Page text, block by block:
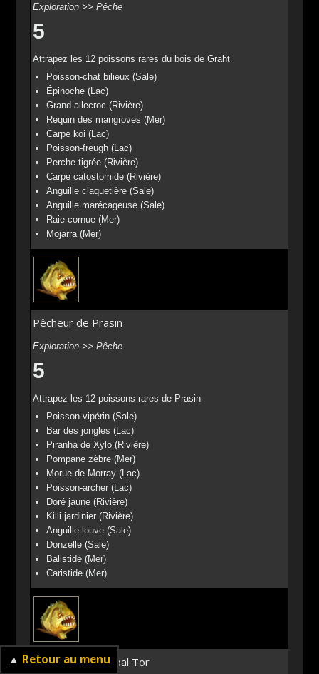
▲ Retour au menu
Exploration >> Pêche
5
Attrapez les 12 poissons rares du bois de Graht
Poisson-chat bilieux (Sale)
Épinoche (Lac)
Grand ailecroc (Rivière)
Requin des mangroves (Mer)
Carpe koi (Lac)
Poisson-freugh (Lac)
Perche tigrée (Rivière)
Carpe catostomide (Rivière)
Anguille claquetière (Sale)
Anguille marécageuse (Sale)
Raie cornue (Mer)
Mojarra (Mer)
Pêcheur de Prasin
Exploration >> Pêche
5
Attrapez les 12 poissons rares de Prasin
Poisson vipérin (Sale)
Bar des jongles (Lac)
Piranha de Xylo (Rivière)
Pompane zèbre (Mer)
Morue de Morray (Lac)
Poisson-archer (Lac)
Doré jaune (Rivière)
Killi jardinier (Rivière)
Anguille-louve (Sale)
Donzelle (Sale)
Balistidé (Mer)
Caristide (Mer)
Pêcheur de Malabal Tor